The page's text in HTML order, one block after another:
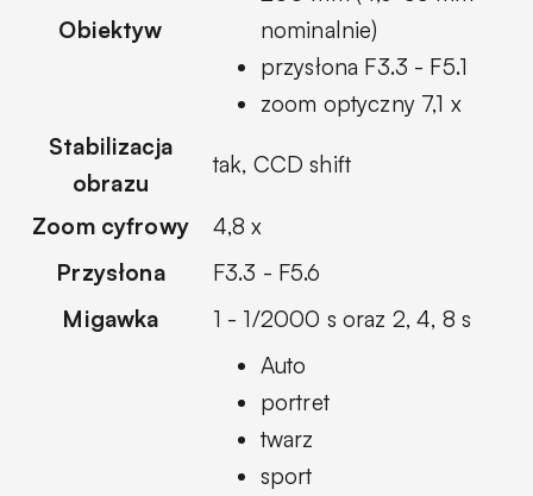
Obiektyw
nominalnie)
przysłona F3.3 - F5.1
zoom optyczny 7,1 x
Stabilizacja
obrazu
tak, CCD shift
Zoom cyfrowy
4,8 x
Przysłona
F3.3 - F5.6
Migawka
1 - 1/2000 s oraz 2, 4, 8 s
Auto
portret
twarz
sport